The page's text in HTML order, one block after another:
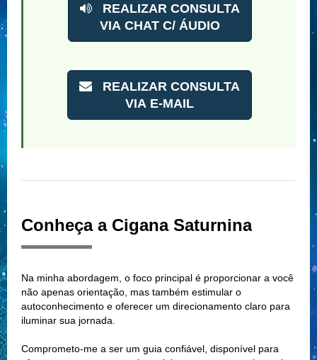
REALIZAR CONSULTA
VIA CHAT C/ ÁUDIO
REALIZAR CONSULTA
VIA E-MAIL
Conheça a Cigana Saturnina
Na minha abordagem, o foco principal é proporcionar a você
não apenas orientação, mas também estimular o
autoconhecimento e oferecer um direcionamento claro para
iluminar sua jornada.
Comprometo-me a ser um guia confiável, disponível para